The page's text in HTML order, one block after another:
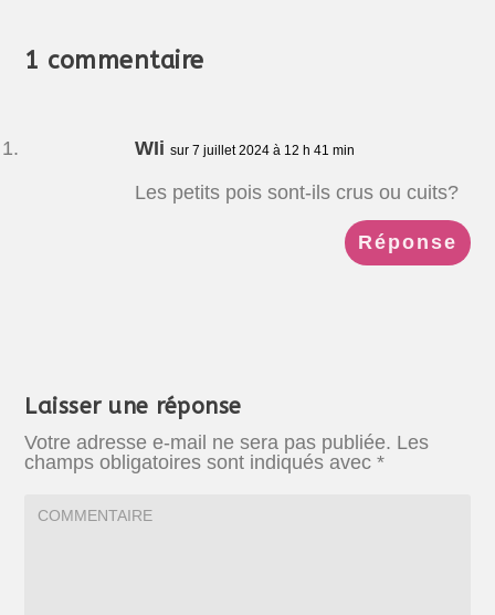
1 commentaire
WIi sur 7 juillet 2024 à 12 h 41 min
Les petits pois sont-ils crus ou cuits?
Réponse
Laisser une réponse
Votre adresse e-mail ne sera pas publiée. Les
champs obligatoires sont indiqués avec*